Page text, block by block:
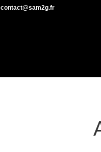
contact@sam2g.fr